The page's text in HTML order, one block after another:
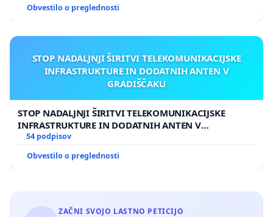
Obvestilo o preglednosti
STOP NADALJNJI ŠIRITVI TELEKOMUNIKACIJSKE
INFRASTRUKTURE IN DODATNIH ANTEN V
GRADIŠČAKU
STOP NADALJNJI ŠIRITVI TELEKOMUNIKACIJSKE
INFRASTRUKTURE IN DODATNIH ANTEN V
GRADIŠČAKU
54 podpisov
Obvestilo o preglednosti
ZAČNI SVOJO LASTNO PETICIJO